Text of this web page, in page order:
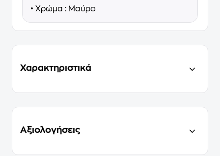
• Χρώμα : Μαύρο
Χαρακτηριστικά
Αξιολογήσεις